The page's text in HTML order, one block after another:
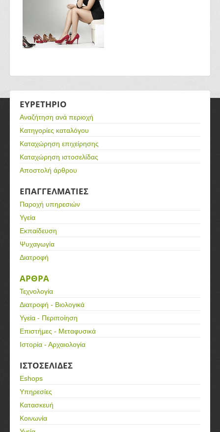
ΕΥΡΕΤΗΡΙΟ
Αναζήτηση ανά περιοχή
Κατηγορίες καταλόγου
Καταχώρηση επιχείρησης
Καταχώρηση ιστοσελίδας
Αποστολή άρθρου
ΕΠΑΓΓΕΛΜΑΤΙΕΣ
Παροχή υπηρεσιών
Υγεία
Εκπαίδευση
Ψυχαγωγία
Διατροφή
ΑΡΘΡΑ
Τεχνολογία
Διατροφή - Βιολογικά
Υγεία - Περιποίηση
Επιστήμες - Μεταφυσικά
Ιστορία - Αρχαιολογία
ΙΣΤΟΣΕΛΙΔΕΣ
Eshops
Υπηρεσίες
Κατασκευή
Κοινωνία